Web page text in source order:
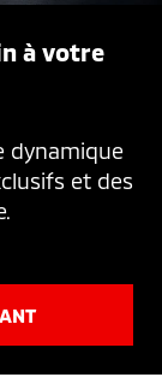
à votre
dynamique
et des